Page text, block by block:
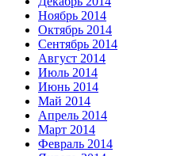
Ноябрь 2014
Октябрь 2014
Сентябрь 2014
Август 2014
Июль 2014
Июнь 2014
Май 2014
Апрель 2014
Март 2014
Февраль 2014